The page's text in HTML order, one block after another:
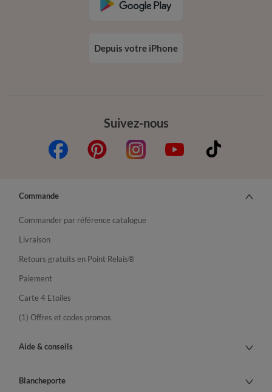
Suivez-nous
Depuis votre iPhone
Commande
Commander par référence catalogue
Livraison
Retours gratuits en Point Relais®
Paiement
Carte 4 Etoiles
(1) Offres et codes promos
Aide & conseils
Blancheporte